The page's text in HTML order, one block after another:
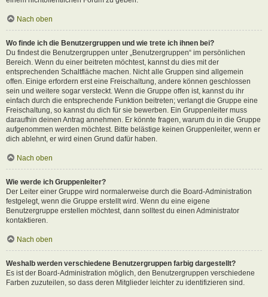
Nach oben
Wo finde ich die Benutzergruppen und wie trete ich ihnen bei?
Du findest die Benutzergruppen unter „Benutzergruppen“ im persönlichen
Bereich. Wenn du einer beitreten möchtest, kannst du dies mit der
entsprechenden Schaltfläche machen. Nicht alle Gruppen sind allgemein
offen. Einige erfordern erst eine Freischaltung, andere können geschlossen
sein und weitere sogar versteckt. Wenn die Gruppe offen ist, kannst du ihr
einfach durch die entsprechende Funktion beitreten; verlangt die Gruppe eine
Freischaltung, so kannst du dich für sie bewerben. Ein Gruppenleiter muss
daraufhin deinen Antrag annehmen. Er könnte fragen, warum du in die Gruppe
aufgenommen werden möchtest. Bitte belästige keinen Gruppenleiter, wenn er
dich ablehnt, er wird einen Grund dafür haben.
Nach oben
Wie werde ich Gruppenleiter?
Der Leiter einer Gruppe wird normalerweise durch die Board-Administration
festgelegt, wenn die Gruppe erstellt wird. Wenn du eine eigene
Benutzergruppe erstellen möchtest, dann solltest du einen Administrator
kontaktieren.
Nach oben
Weshalb werden verschiedene Benutzergruppen farbig dargestellt?
Es ist der Board-Administration möglich, den Benutzergruppen verschiedene
Farben zuzuteilen, so dass deren Mitglieder leichter zu identifizieren sind.